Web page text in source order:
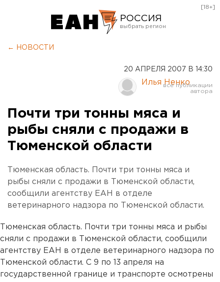
РОССИЯ
Курган
Оренбург
[18+]
← НОВОСТИ
20 АПРЕЛЯ 2007 В 14:30
Илья Ненко
Почти три тонны мяса и
рыбы сняли с продажи в
Тюменской области
Тюменская область. Почти три тонны мяса и
рыбы сняли с продажи в Тюменской области,
сообщили агентству ЕАН в отделе
ветеринарного надзора по Тюменской области.
Тюменская область. Почти три тонны мяса и рыбы
сняли с продажи в Тюменской области, сообщили
агентству ЕАН в отделе ветеринарного надзора по
Тюменской области. С 9 по 13 апреля на
государственной границе и транспорте осмотрены